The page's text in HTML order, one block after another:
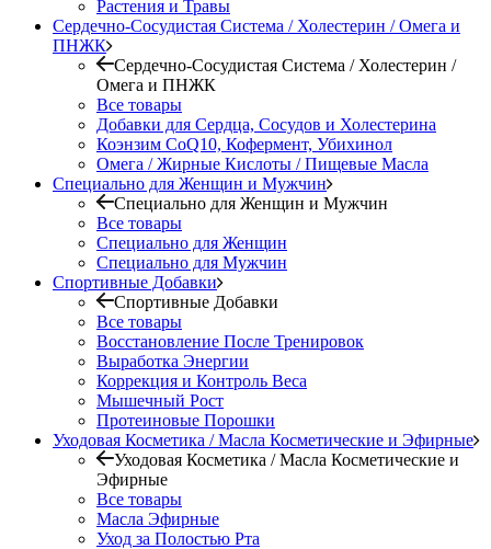
Растения и Травы
Сердечно-Сосудистая Система / Холестерин / Омега и
ПНЖК
Сердечно-Сосудистая Система / Холестерин /
Омега и ПНЖК
Все товары
Добавки для Сердца, Сосудов и Холестерина
Коэнзим CoQ10, Кофермент, Убихинол
Омега / Жирные Кислоты / Пищевые Масла
Специально для Женщин и Мужчин
Специально для Женщин и Мужчин
Все товары
Специально для Женщин
Специально для Мужчин
Спортивные Добавки
Спортивные Добавки
Все товары
Восстановление После Тренировок
Выработка Энергии
Коррекция и Контроль Веса
Мышечный Рост
Протеиновые Порошки
Уходовая Косметика / Масла Косметические и Эфирные
Уходовая Косметика / Масла Косметические и
Эфирные
Все товары
Масла Эфирные
Уход за Полостью Рта